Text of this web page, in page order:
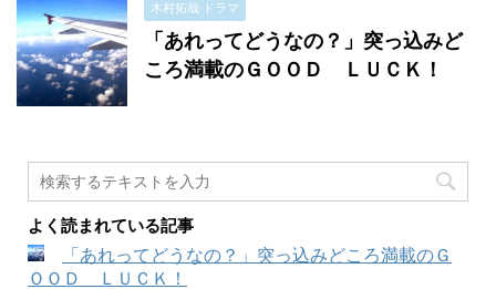
木村拓哉 ドラマ
「あれってどうなの？」突っ込みど
ころ満載のＧＯＯＤ ＬＵＣＫ！
よく読まれている記事
「あれってどうなの？」突っ込みどころ満載のＧ
ＯＯＤ ＬＵＣＫ！